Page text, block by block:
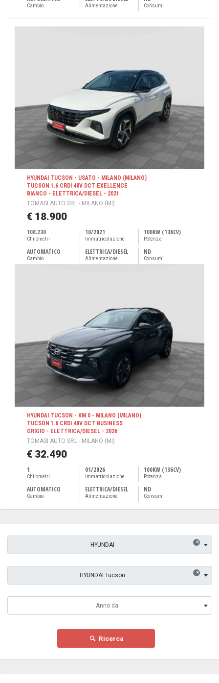
Cambio Alimentazione Consumi
HYUNDAI TUCSON - USATO - MILANO (MILANO)
TUCSON 1.6 CRDI 48V DCT EXELLENCE
BIANCO - ELETTRICA/DIESEL - 2021
TOMASI AUTO SRL - MILANO (MI)
€ 18.900
108.230
Chilometri
10/2021
Immatricolazione
100KW (136CV)
Potenza
AUTOMATICO
Cambio
ELETTRICA/DIESEL
Alimentazione
ND
Consumi
HYUNDAI TUCSON - KM 0 - MILANO (MILANO)
TUCSON 1.6 CRDI 48V DCT BUSINESS
GRIGIO - ELETTRICA/DIESEL - 2026
TOMASI AUTO SRL - MILANO (MI)
€ 32.490
1
Chilometri
01/2026
Immatricolazione
100KW (136CV)
Potenza
AUTOMATICO
Cambio
ELETTRICA/DIESEL
Alimentazione
ND
Consumi
×
HYUNDAI
×
HYUNDAI Tucson
Anno da
Ricerca